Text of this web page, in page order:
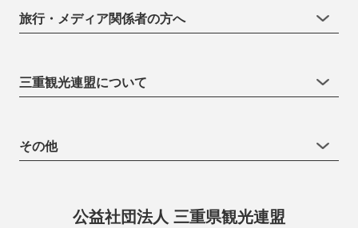
旅行・メディア関係者の方へ
三重観光連盟について
その他
公益社団法人 三重県観光連盟